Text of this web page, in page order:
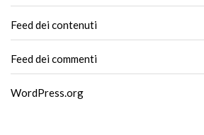
Feed dei contenuti
Feed dei commenti
WordPress.org